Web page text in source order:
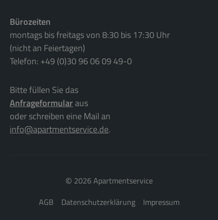
Bürozeiten
montags bis freitags von 8:30 bis 17:30 Uhr
(nicht an Feiertagen)
Telefon: +49 (0)30 96 06 09 49-0
Bitte füllen Sie das
Anfrageformularaus
oder schreiben eine Mail an
info@apartmentservice.de.
© 2026 Apartmentservice
AGB
Datenschutzerklärung Impressum